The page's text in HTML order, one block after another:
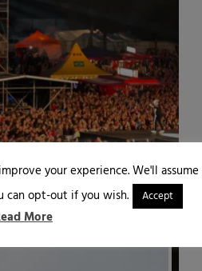
your experience. We'll assume
can opt-out if you wish.
Accept
More